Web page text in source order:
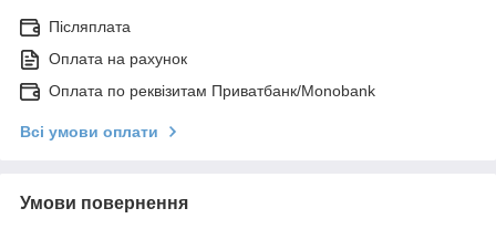
Післяплата
Оплата на рахунок
Оплата по реквізитам Приватбанк/Monobank
Всі умови оплати
Умови повернення